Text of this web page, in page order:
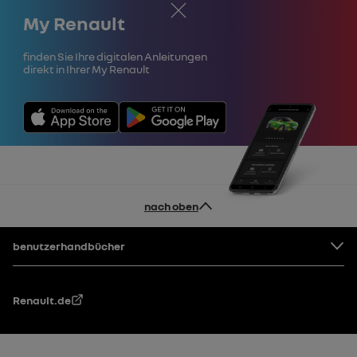
Schließen
My Renault
Finden Sie Ihre digitalen Anleitungen
direkt in Ihrer My Renault
nach oben
Fußzeile
benutzerhandbücher
Renault.de